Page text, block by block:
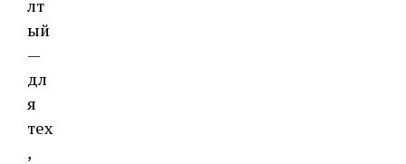
лт
ый
—
дл
я
тех
,